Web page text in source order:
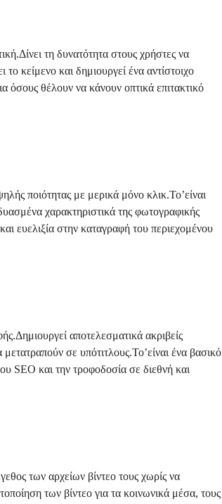
τη δυνατότητα στους χρήστες να
κείμενο και δημιουργεί ένα αντίστοιχο
όσους θέλουν να κάνουν οπτικά επιτακτικό
ποιότητας με μερικά μόνο κλικ.Το’είναι
χαρακτηριστικά της φωτογραφικής
ευελιξία στην καταγραφή του περιεχομένου
αποτελεσματικά ακριβείς
σε υπότιτλους.Το’είναι ένα βασικό
SEO και την τροφοδοσία σε διεθνή και
των αρχείων βίντεο τους χωρίς να
των βίντεο για τα κοινωνικά μέσα, τους